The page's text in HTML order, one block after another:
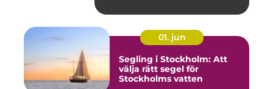
01. jun
Segling i Stockholm: Att
välja rätt segel för
Stockholms vatten